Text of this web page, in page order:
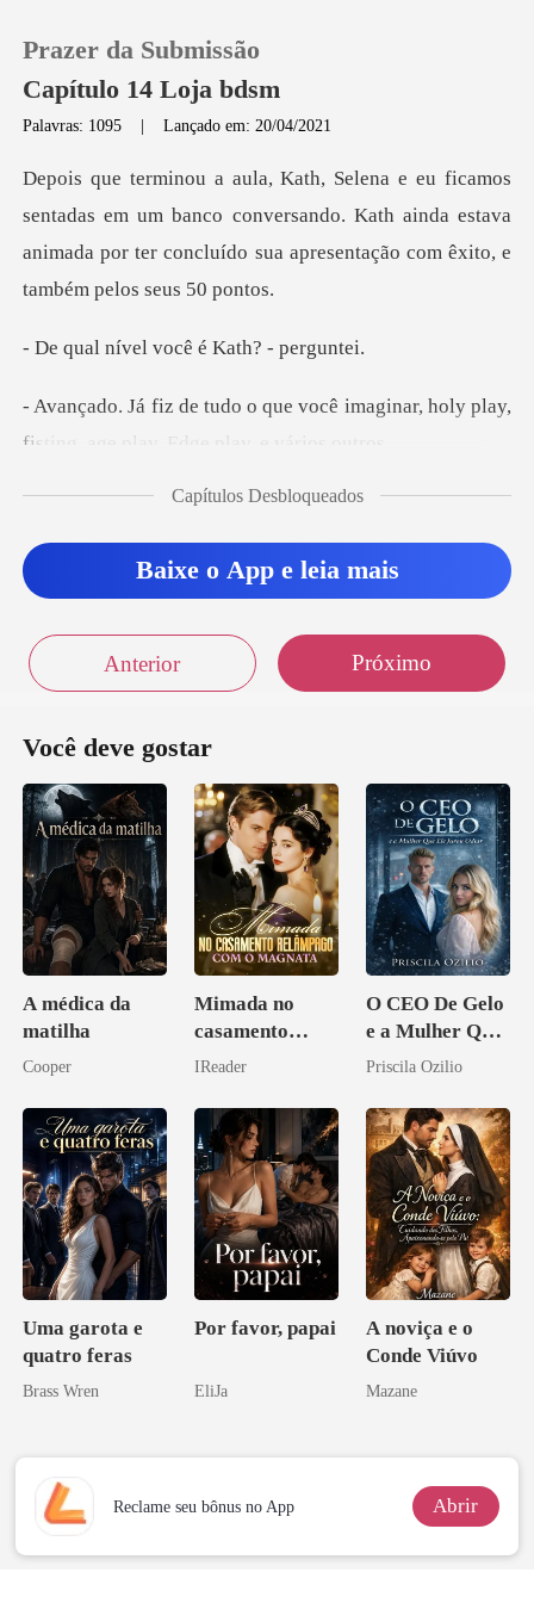
0
Loja
Prazer da Submissão
Capítulo 14 Loja bdsm
Palavras: 1095 |Lançado em: 20/04/2021
em um banco conversando. Kath ainda estava
animada por ter conc
l você é Kath?
cê imaginar, holy play,
fisting, ag
Capítulos Desbloqueados
Baixe o App e leia mais
Anterior Próximo
Você deve gostar
A médica da
matilha
Cooper
Mimada no
casamento
relâmpago com
IReader
O CEO De Gelo
e a Mulher Que
Ele Jurou Odiar
Priscila Ozilio
Uma garota e
quatro feras
Brass Wren
Por favor, papai
EliJa
A noviça e o
Conde Viúvo
Mazane
Reclame seu bônus no App Abrir